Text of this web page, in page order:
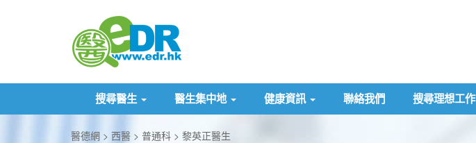
搜尋醫生 醫生集中地 健康資訊 聯絡我們 搜尋理想工作
醫德網 西醫 普通科 黎英正醫生